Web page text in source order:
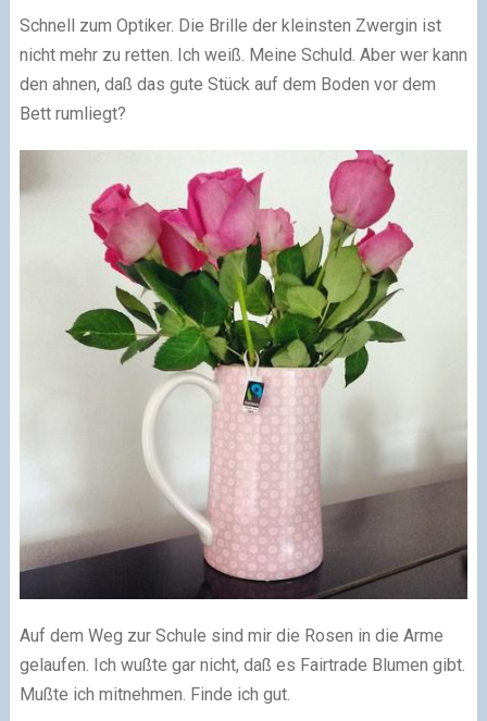
Schnell zum Optiker. Die Brille der kleinsten Zwergin ist
nicht mehr zu retten. Ich weiß. Meine Schuld. Aber wer kann
den ahnen, daß das gute Stück auf dem Boden vor dem
Bett rumliegt?
Auf dem Weg zur Schule sind mir die Rosen in die Arme
gelaufen. Ich wußte gar nicht, daß es Fairtrade Blumen gibt.
Mußte ich mitnehmen. Finde ich gut.